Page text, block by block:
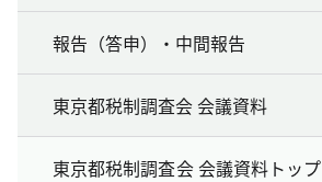
報告（答申）・中間報告
東京都税制調査会 会議資料
東京都税制調査会 会議資料トップ